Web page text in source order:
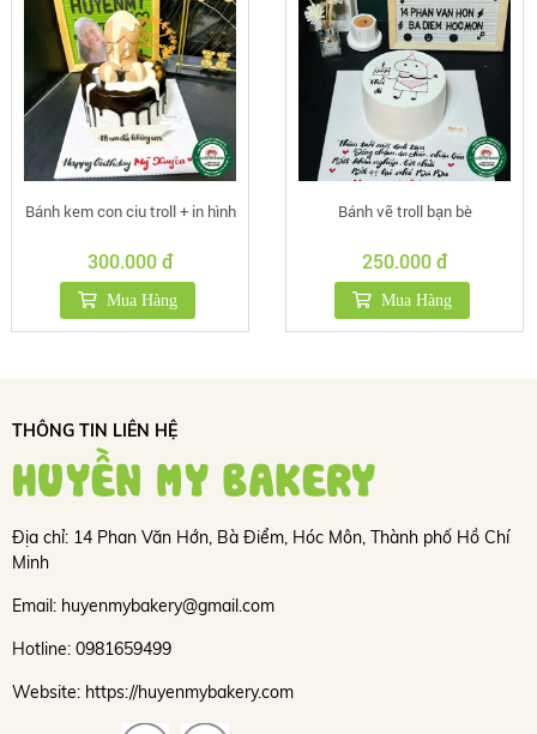
Bánh kem con ciu troll + in hình
300.000 đ
Mua Hàng
Bánh vẽ troll bạn bè
250.000 đ
Mua Hàng
THÔNG TIN LIÊN HỆ
HUYỀN MY BAKERY
Địa chỉ: 14 Phan Văn Hớn, Bà Điểm, Hóc Môn, Thành phố Hồ Chí
Minh
Email: huyenmybakery@gmail.com
Hotline: 0981659499
Website: https://huyenmybakery.com